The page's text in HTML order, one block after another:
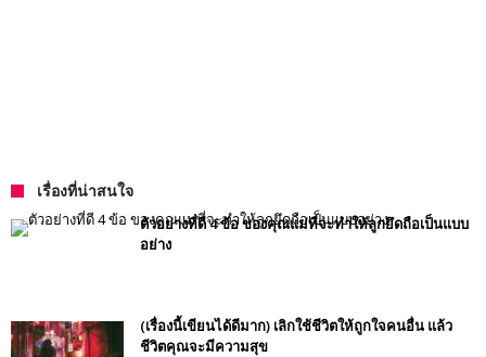
เรื่องที่น่าสนใจ
ตัวอย่างที่ดี 4 ข้อ ของคุณแม่ที่จะทำให้ลูกยึดถือเป็นแบบ
อย่าง
(เรื่องนี้เขียนได้ดีมาก) เลิกใช้ชีวิตให้ถูกใจคนอื่น แล้ว
ชีวิตคุณจะมีความสุข